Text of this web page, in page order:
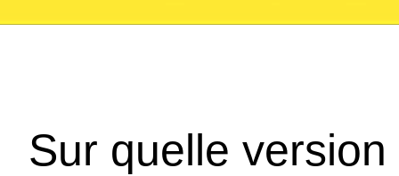
Sur quelle